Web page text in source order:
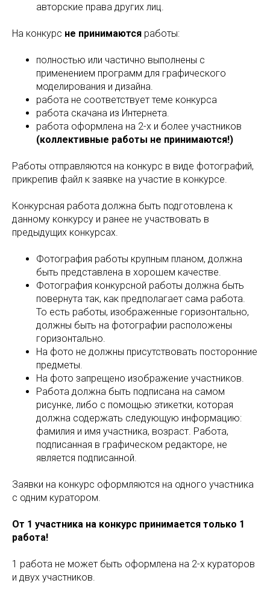
авторские права других лиц.
На конкурс не принимаются работы:
полностью или частично выполнены с
применением программ для графического
моделирования и дизайна.
работа не соответствует теме конкурса
работа скачана из Интернета.
работа оформлена на 2-х и более участников
(коллективные работы не принимаются!)
Работы отправляются на конкурс в виде фотографий,
прикрепив файл к заявке на участие в конкурсе.
Конкурсная работа должна быть подготовлена к
данному конкурсу и ранее не участвовать в
предыдущих конкурсах.
Фотография работы крупным планом, должна
быть представлена в хорошем качестве.
Фотография конкурсной работы должна быть
повернута так, как предполагает сама работа.
То есть работы, изображенные горизонтально,
должны быть на фотографии расположены
горизонтально.
На фото не должны присутствовать посторонние
предметы.
На фото запрещено изображение участников.
Работа должна быть подписана на самом
рисунке, либо с помощью этикетки, которая
должна содержать следующую информацию:
фамилия и имя участника, возраст. Работа,
подписанная в графическом редакторе, не
является подписанной.
Заявки на конкурс оформляются на одного участника
с одним куратором.
От 1 участника на конкурс принимается только 1
работа!
1 работа не может быть оформлена на 2-х кураторов
и двух участников.